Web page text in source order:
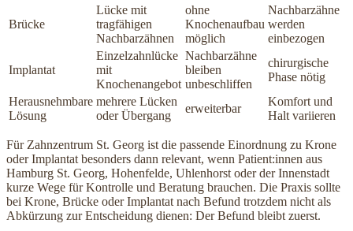
Brücke
Lücke mit
tragfähigen
Nachbarzähnen
ohne
Knochenaufbau
möglich
Nachbarzähne
werden
einbezogen
Implantat
Einzelzahnlücke
mit
Knochenangebot
Nachbarzähne
bleiben
unbeschliffen
chirurgische
Phase nötig
Herausnehmbare
Lösung
mehrere Lücken
oder Übergang
erweiterbar
Komfort und
Halt variieren
Für Zahnzentrum St. Georg ist die passende Einordnung zu Krone
oder Implantat besonders dann relevant, wenn Patient:innen aus
Hamburg St. Georg, Hohenfelde, Uhlenhorst oder der Innenstadt
kurze Wege für Kontrolle und Beratung brauchen. Die Praxis sollte
bei Krone, Brücke oder Implantat nach Befund trotzdem nicht als
Abkürzung zur Entscheidung dienen: Der Befund bleibt zuerst.